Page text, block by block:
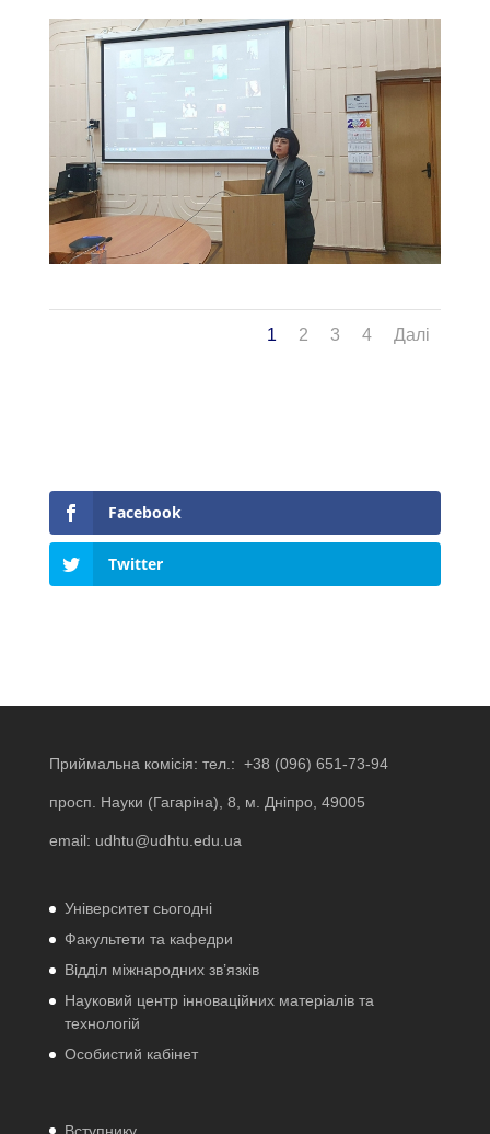
1 2 3 4 Далі
Facebook
Twitter
Приймальна комісія: тел.: +38 (096) 651-73-94
просп. Науки (Гагаріна), 8, м. Дніпро, 49005
email: udhtu@udhtu.edu.ua
Університет сьогодні
Факультети та кафедри
Відділ міжнародних зв’язків
Науковий центр інноваційних матеріалів та
технологій
Особистий кабінет
Вступнику